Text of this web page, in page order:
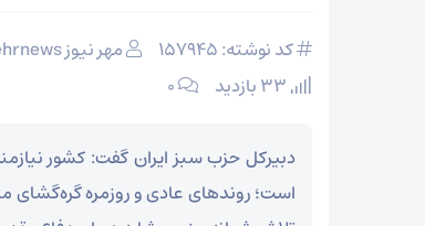
کد نوشته: 157945 مهر نیوز mehrnews
۰
دبیرکل حزب سبز ایران گفت: کشور
است؛ روندهای عادی و روزمره